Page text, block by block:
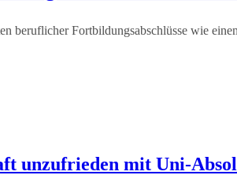
Fortbildungsabschlüsse wie
unzufrieden mit Uni-